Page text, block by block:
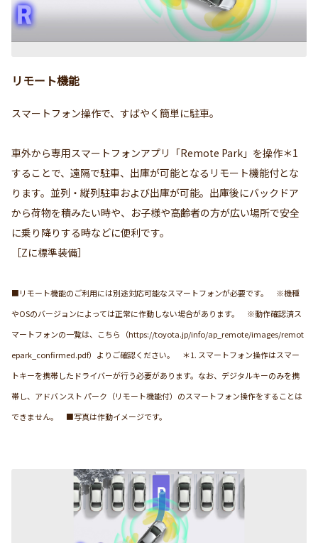
リモート機能
スマートフォン操作で、すばやく簡単に駐車。
車外から専用スマートフォンアプリ「Remote Park」を操作＊1
することで、遠隔で駐車、出庫が可能となるリモート機能付とな
ります。並列・縦列駐車および出庫が可能。出庫後にバックドア
から荷物を積みたい時や、お子様や高齢者の方が広い場所で安全
に乗り降りする時などに便利です。
［Zに標準装備］
■リモート機能のご利用には別途対応可能なスマートフォンが必要です。 ※機種
やOSのバージョンによっては正常に作動しない場合があります。 ※動作確認済ス
マートフォンの一覧は、こちら（https://toyota.jp/info/ap_remote/images/remot
epark_confirmed.pdf）よりご確認ください。 ＊1. スマートフォン操作はスマー
トキーを携帯したドライバーが行う必要があります。なお、デジタルキーのみを携
帯し、アドバンスト パーク（リモート機能付）のスマートフォン操作をすることは
できません。 ■写真は作動イメージです。